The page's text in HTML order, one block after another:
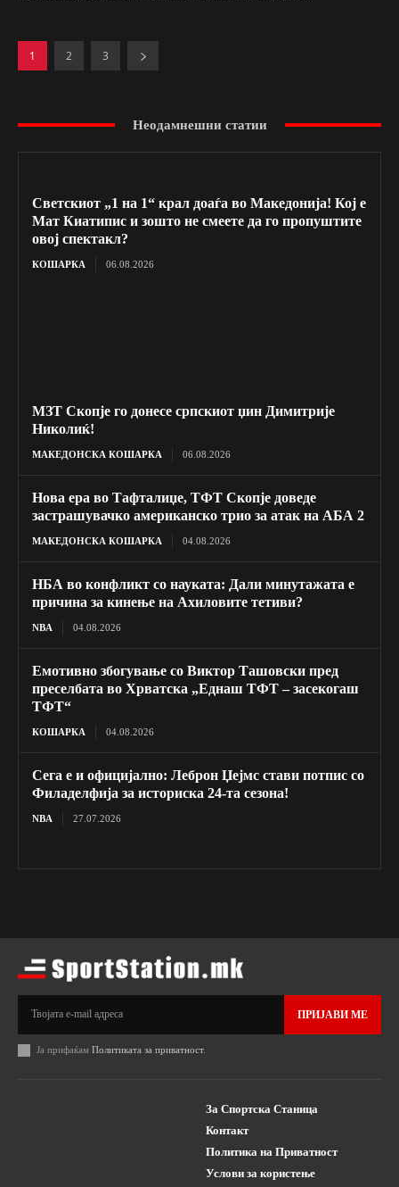
1 2 3
Неодамнешни статии
Светскиот „1 на 1“ крал доаѓа во Македонија! Кој е
Мат Киатипис и зошто не смеете да го пропуштите
овој спектакл?
КОШАРКА 06.08.2026
МЗТ Скопје го донесе српскиот џин Димитрије
Николиќ!
МАКЕДОНСКА КОШАРКА 06.08.2026
Нова ера во Тафталиџе, ТФТ Скопје доведе
застрашувачко американско трио за атак на АБА 2
МАКЕДОНСКА КОШАРКА 04.08.2026
НБА во конфликт со науката: Дали минутажата е
причина за кинење на Ахиловите тетиви?
NBA 04.08.2026
Емотивно збогување со Виктор Ташовски пред
преселбата во Хрватска „Еднаш ТФТ – засекогаш
ТФТ“
КОШАРКА 04.08.2026
Сега е и официјално: Леброн Џејмс стави потпис со
Филаделфија за историска 24-та сезона!
NBA 27.07.2026
ПРИЈАВИ МЕ
Ја прифаќам Политиката за приватност.
За Спортска Станица
Контакт
Политика на Приватност
Услови за користење